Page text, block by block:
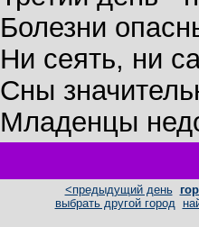
Болезни
Ни сеять, ни
Сны
Младенцы
<предыдущий день
выбрать другой город